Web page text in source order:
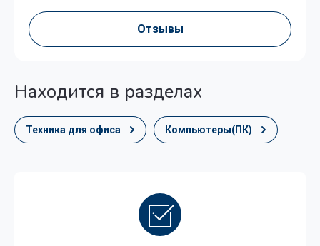
Отзывы
Находится в разделах
Техника для офиса Компьютеры(ПК)